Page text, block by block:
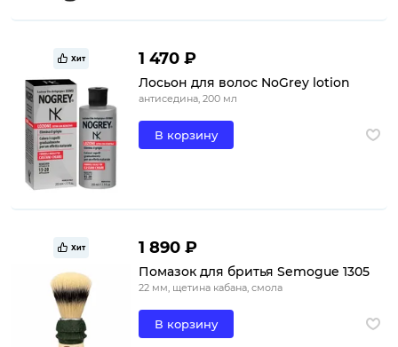
Хит 1 470 ₽
Лосьон для волос NoGrey lotion
антиседина, 200 мл
В корзину
Хит 1 890 ₽
Помазок для бритья Semogue 1305
22 мм, щетина кабана, смола
В корзину